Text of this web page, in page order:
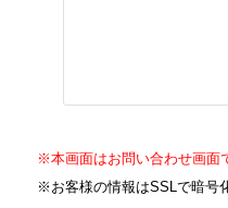
※本画面はお問い合わせ画面
※お客様の情報はSSLで暗号